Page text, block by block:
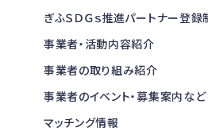
ぎふＳＤＧｓ推進パートナー登
事業者・活動内容紹介
事業者の取り組み紹介
事業者のイベント・募集案内など
マッチング情報